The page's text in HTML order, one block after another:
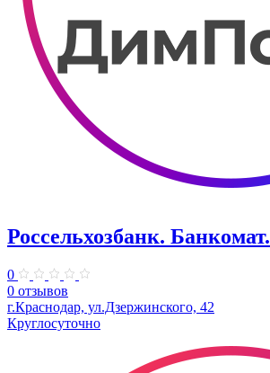
Россельхозбанк. Банкомат.
0
0 отзывов
г.Краснодар, ул.Дзержинского, 42
Круглосуточно